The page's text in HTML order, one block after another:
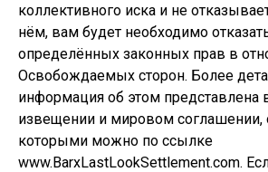
коллективного иска и не
нём, вам будет необходимо
определённых законных прав в
Освобождаемых сторон. Более
информация об этом представлена
извещении и мировом соглашении,
которыми можно по ссылке
www.BarxLastLookSettlement.com.